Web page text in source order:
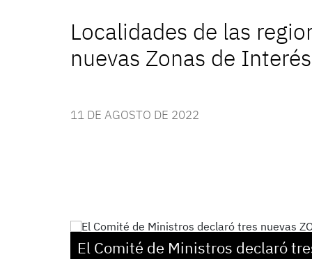
Localidades de las
nuevas Zonas de
11 DE AGOSTO DE 2022
El Comité de Ministros declaró